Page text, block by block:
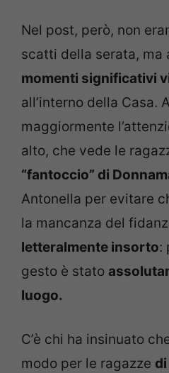
Nel post, però, non
scatti della serata, ma
momenti significativi
all’interno della Casa.
maggiormente
alto, che vede le
“fantoccio” di
Antonella per evitare
la mancanza del
letteralmente insorto:
gesto è stato
luogo.
C’è chi ha insinuato
modo per le ragazze